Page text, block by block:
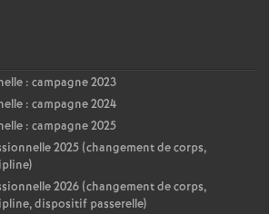
: campagne 2023
: campagne 2024
: campagne 2025
2025 (changement de corps,
2026 (changement de corps,
dispositif passerelle)